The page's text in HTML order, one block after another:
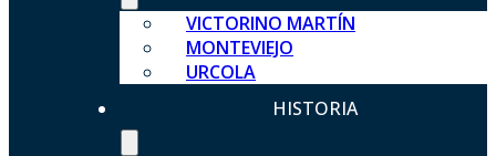
VICTORINO MARTÍN
MONTEVIEJO
URCOLA
HISTORIA